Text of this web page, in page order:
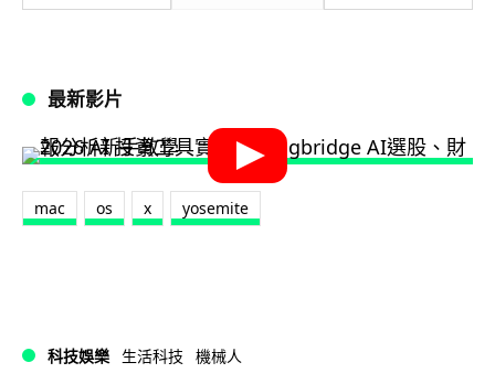
最新影片
mac os x yosemite
科技娛樂 生活科技 機械人